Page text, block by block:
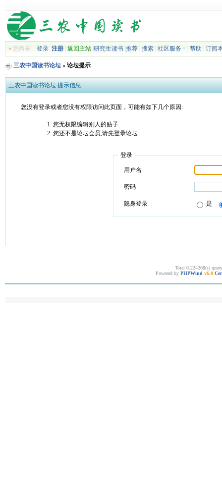
»您尚未 登录 注册| 返回主站| 研究生读书| 推荐| 搜索| 社区服务 帮助 订阅
三农中国读书论坛» 论坛提示
三农中国读书论坛 提示信息
您没有登录或者您没有权限访问此页面，可能有如下几个原因:
您无权限编辑别人的贴子
您还不是论坛会员,请先登录论坛
登录
用户名
密码
隐身登录 是
Total 0.224268(s)
Powered by PHPWind v6.0